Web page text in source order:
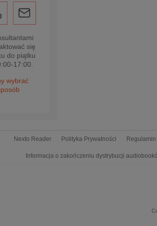
się
do piątku
17:00.
wybrać
Nexto Reader Polityka Prywatności Regulamin
Informacja o zakończeniu dystrybucji